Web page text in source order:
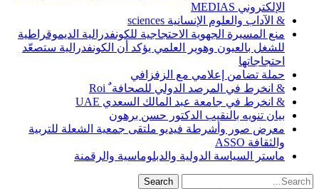
الإلكتروني MEDIAS
& الآداب والعلوم الإنسانية sciences
منع المسيرة الجهوية الاحتجاجية للكونفدرالية الديموقراطية
للشغل بالعيون وهوير العلمي يؤكد أن الكونفدرالية ستصعّد
احتجاجاتها
حملة تضامن إعلامي مع الزفزافي
& انخرط في المرصد الدولي للصحافة ٌ Roi
& انخرط في جامعة عبد المالك السعدي UAE
بيان تنويه بالنقيب الدكتور حسن برهون
معرض صور وأشرطة فيديو ملتقى جمعية الشعلة للتربية
والثقافة ASSO
ماستر السياسة الدولية والدبلوماسية والرقمنة